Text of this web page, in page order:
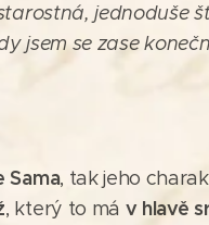
jednoduše
jsem se zase
Sama, tak jeho
, který to má v hlavě